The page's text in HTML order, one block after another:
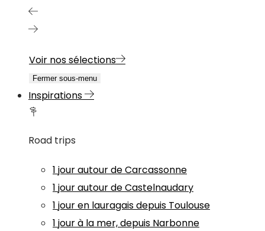
Voir nos sélections
Fermer sous-menu
Inspirations
Road trips
1 jour autour de Carcassonne
1 jour autour de Castelnaudary
1 jour en lauragais depuis Toulouse
1 jour à la mer, depuis Narbonne